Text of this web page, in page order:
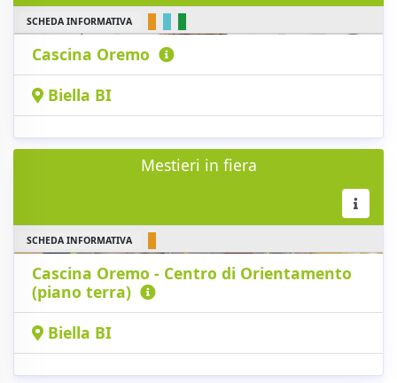
SCHEDA INFORMATIVA
Cascina Oremo
Biella BI
Mestieri in fiera
SCHEDA INFORMATIVA
Cascina Oremo - Centro di Orientamento
(piano terra)
Biella BI